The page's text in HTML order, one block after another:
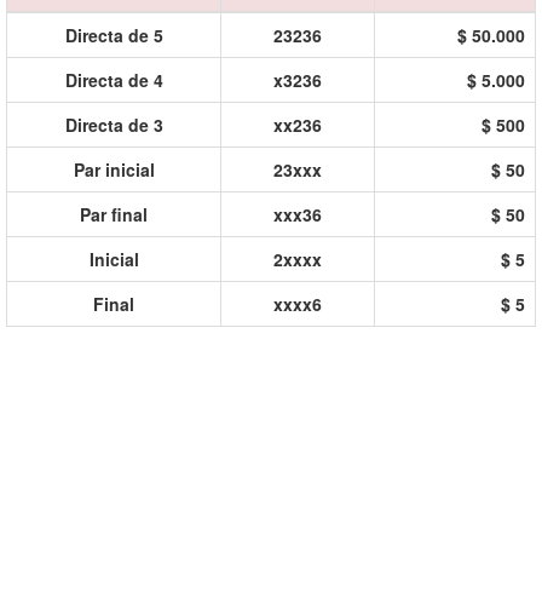
Directa de 5
23236
$ 50.000
Directa de 4
x3236
$ 5.000
Directa de 3
xx236
$ 500
Par inicial
23xxx
$ 50
Par final
xxx36
$ 50
Inicial
2xxxx
$ 5
Final
xxxx6 $ 5